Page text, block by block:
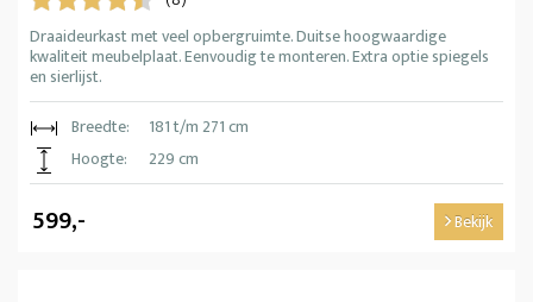
Draaideurkast met veel opbergruimte. Duitse hoogwaardige
kwaliteit meubelplaat. Eenvoudig te monteren. Extra optie spiegels
en sierlijst.
Breedte:
181 t/m 271 cm
Hoogte:
229 cm
599,- Bekijk